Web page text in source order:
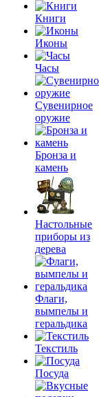
Книги
Иконы
Часы
Сувенирное
оружие
Бронза и
камень
Настольные
приборы из
дерева
Флаги,
вымпелы и
геральдика
Текстиль
Посуда